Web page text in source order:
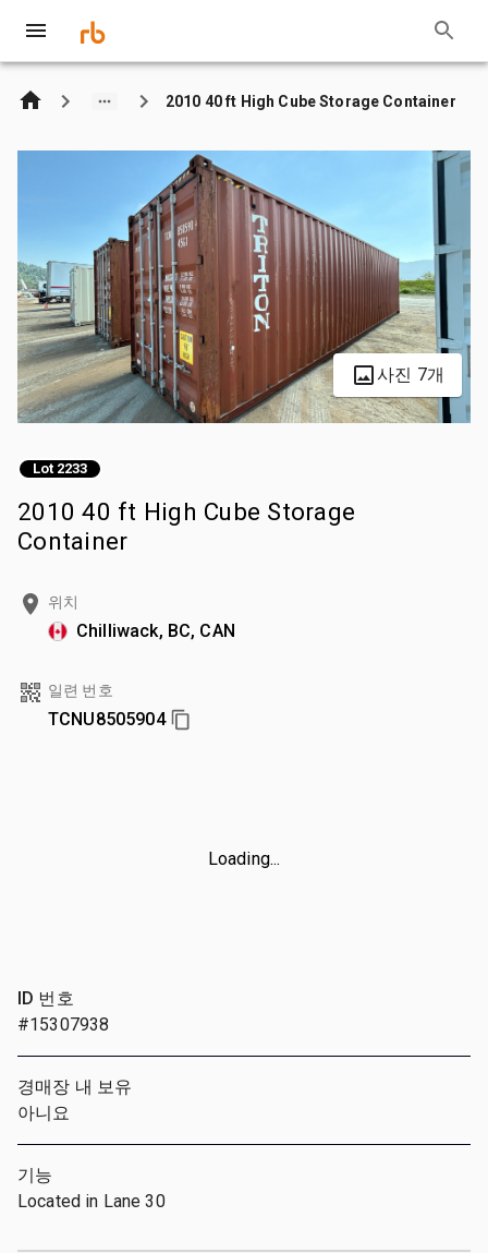
2010 40 ft High Cube Storage Container
사진 7개
Lot 2233
2010 40 ft High Cube Storage
Container
위치
Chilliwack, BC, CAN
일련 번호
TCNU8505904
Loading...
ID 번호
#15307938
경매장 내 보유
아니요
기능
Located in Lane 30